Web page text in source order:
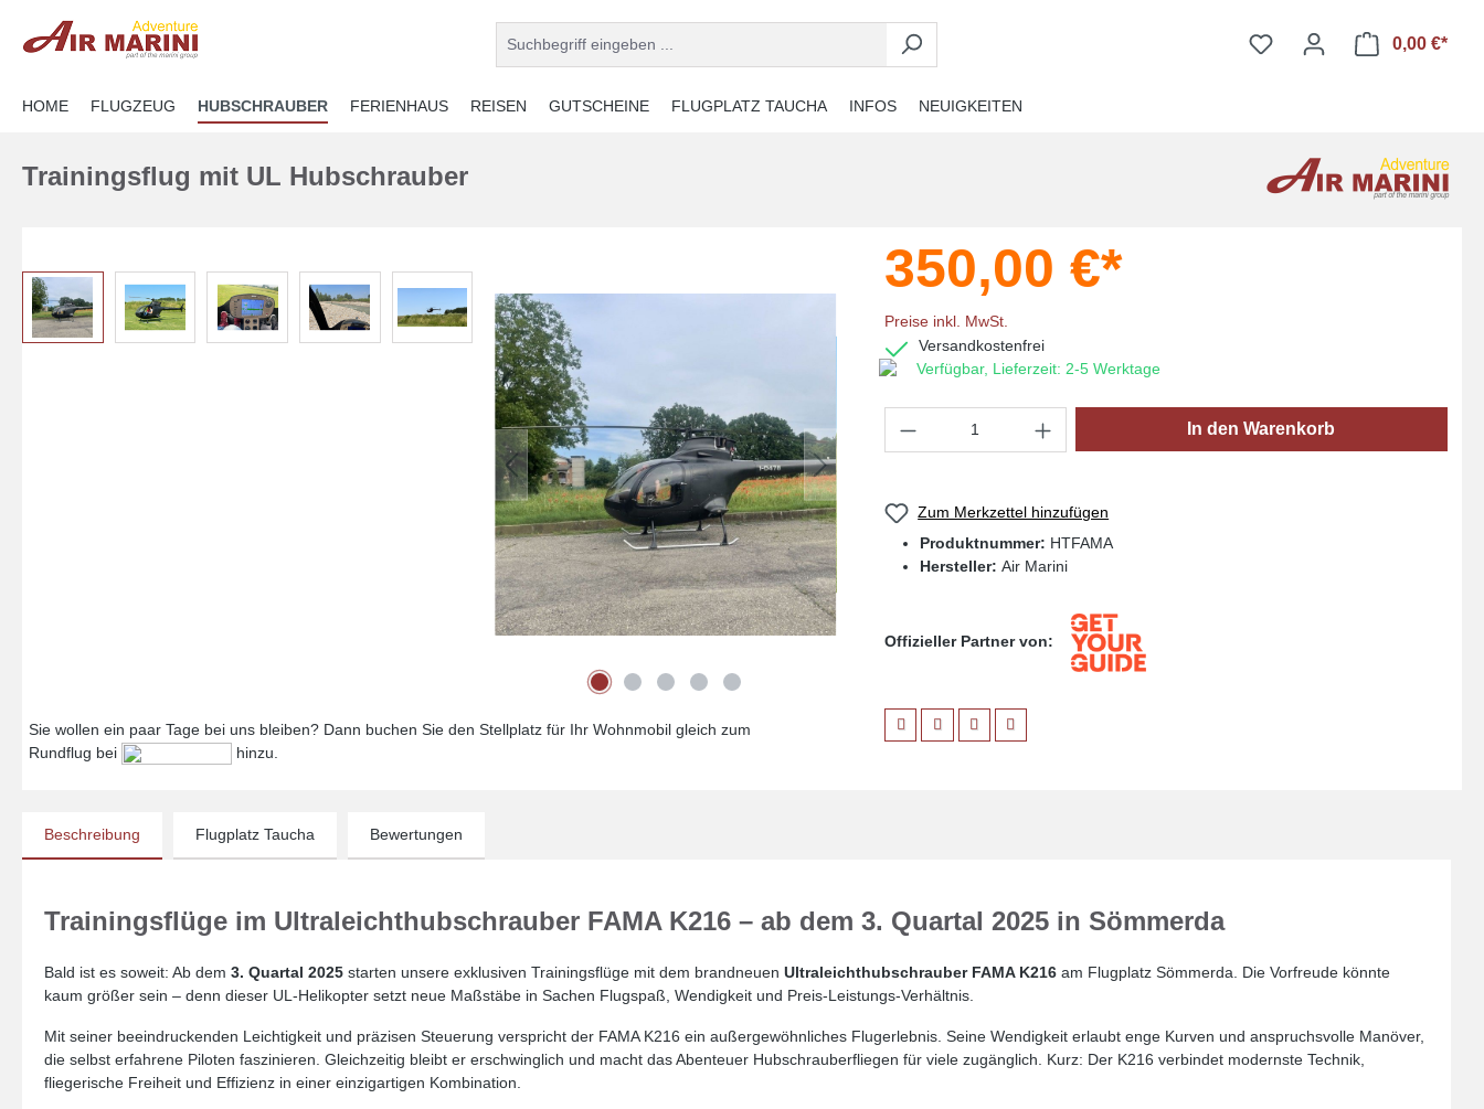
Zur Hauptnavigation springen
0,00 €*
HOME FLUGZEUG HUBSCHRAUBER FERIENHAUS REISEN GUTSCHEINE FLUGPLATZ TAUCHA INFOS NEUIGKEITEN
Trainingsflug mit UL Hubschrauber
350,00 €*
Preise inkl. MwSt.
Versandkostenfrei
Verfügbar, Lieferzeit: 2-5 Werktage
Produkt Anzahl: Gib den gewünschten Wert ein
In den Warenkorb
Zum Merkzettel hinzufügen
Produktnummer: HTFAMA
Hersteller:Air Marini
Offizieller Partner von:
Sie wollen ein paar Tage bei uns bleiben? Dann buchen Sie den Stellplatz für Ihr Wohnmobil gleich zum
Rundflug bei
hinzu.
Beschreibung Flugplatz Taucha Bewertungen
Trainingsflüge im Ultraleichthubschrauber FAMA K216 – ab dem 3. Quartal 2025 in Sömmerda
Bald ist es soweit: Ab dem 3. Quartal 2025 starten unsere exklusiven Trainingsflüge mit dem brandneuen Ultraleichthubschrauber FAMA K216 am Flugplatz Sömmerda. Die Vorfreude könnte
kaum größer sein – denn dieser UL-Helikopter setzt neue Maßstäbe in Sachen Flugspaß, Wendigkeit und Preis-Leistungs-Verhältnis.
Mit seiner beeindruckenden Leichtigkeit und präzisen Steuerung verspricht der FAMA K216 ein außergewöhnliches Flugerlebnis. Seine Wendigkeit erlaubt enge Kurven und anspruchsvolle Manöver,
die selbst erfahrene Piloten faszinieren. Gleichzeitig bleibt er erschwinglich und macht das Abenteuer Hubschrauberfliegen für viele zugänglich. Kurz: Der K216 verbindet modernste Technik,
fliegerische Freiheit und Effizienz in einer einzigartigen Kombination.